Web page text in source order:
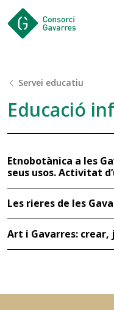
Servei educatiu
Educació
Etnobotànica a les
seus usos. Activitat
Les rieres de les
Art i Gavarres: